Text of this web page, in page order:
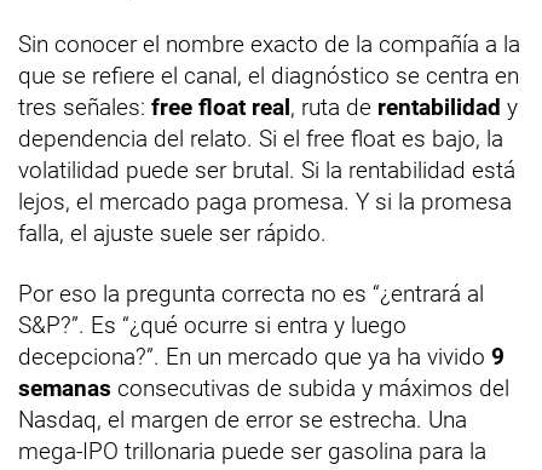
Sin conocer el nombre exacto de la compañía a la
que se refiere el canal, el diagnóstico se centra en
tres señales: free float real, ruta de rentabilidad y
dependencia del relato. Si el free float es bajo, la
volatilidad puede ser brutal. Si la rentabilidad está
lejos, el mercado paga promesa. Y si la promesa
falla, el ajuste suele ser rápido.
Por eso la pregunta correcta no es “¿entrará al
S&P?”. Es “¿qué ocurre si entra y luego
decepciona?”. En un mercado que ya ha vivido 9
semanas consecutivas de subida y máximos del
Nasdaq, el margen de error se estrecha. Una
mega-IPO trillonaria puede ser gasolina para la